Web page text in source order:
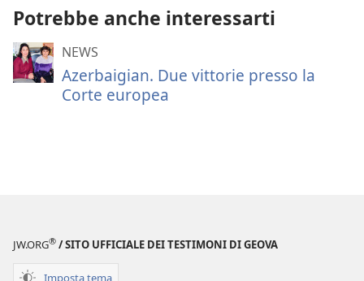
Potrebbe anche interessarti
NEWS
Azerbaigian. Due vittorie presso la
Corte europea
JW.ORG® / SITO UFFICIALE DEI TESTIMONI DI GEOVA
Imposta tema